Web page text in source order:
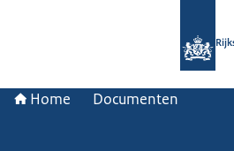
Home Documenten